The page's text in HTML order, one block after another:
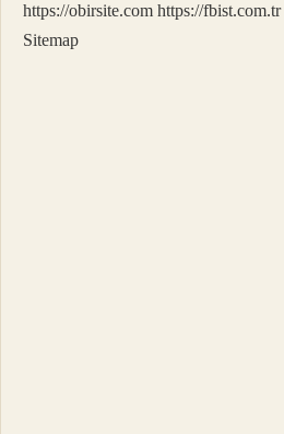
https://obirsite.com https://fbist.com.tr
Sitemap